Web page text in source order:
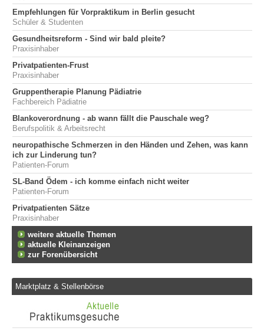
Empfehlungen für Vorpraktikum in Berlin gesucht
Schüler & Studenten
Gesundheitsreform - Sind wir bald pleite?
Praxisinhaber
Privatpatienten-Frust
Praxisinhaber
Gruppentherapie Planung Pädiatrie
Fachbereich Pädiatrie
Blankoverordnung - ab wann fällt die Pauschale weg?
Berufspolitik & Arbeitsrecht
neuropathische Schmerzen in den Händen und Zehen, was kann
ich zur Linderung tun?
Patienten-Forum
SL-Band Ödem - ich komme einfach nicht weiter
Patienten-Forum
Privatpatienten Sätze
Praxisinhaber
weitere aktuelle Themen
aktuelle Kleinanzeigen
zur Forenübersicht
Marktplatz & Stellenbörse